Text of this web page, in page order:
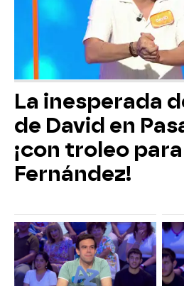
La inesperada
de David en
¡con troleo
Fernández!